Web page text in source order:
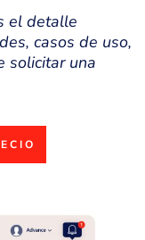
el detalle
casos de uso,
solicitar una